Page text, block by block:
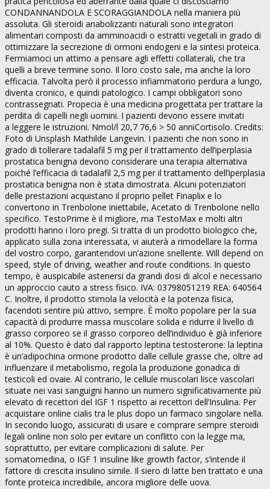
CONDANNANDOLA E SCORAGGIANDOLA nella maniera più
assoluta. Gli steroidi anabolizzanti naturali sono integratori
alimentari composti da amminoacidi o estratti vegetali in grado di
ottimizzare la secrezione di ormoni endogeni e la sintesi proteica.
Fermiamoci un attimo a pensare agli effetti collaterali, che tra
quelli a breve termine sono. Il loro costo sale, ma anche la loro
efficacia. Talvolta però il processo infiammatorio perdura a lungo,
diventa cronico, e quindi patologico. I campi obbligatori sono
contrassegnati. Propecia è una medicina progettata per trattare la
perdita di capelli negli uomini. I pazienti devono essere invitati
a leggere le istruzioni. Nmol/l 20,7 76,6 > 50 anniCortisolo. Credits:
Foto di Unsplash Mathilde Langevin. I pazienti che non sono in
grado di tollerare tadalafil 5 mg per il trattamento dell’iperplasia
prostatica benigna devono considerare una terapia alternativa
poiché l’efficacia di tadalafil 2,5 mg per il trattamento dell’iperplasia
prostatica benigna non è stata dimostrata. Alcuni potenziatori
delle prestazioni acquistano il proprio pellet Finaplix e lo
convertono in Trenbolone iniettabile, Acetato di Trenbolone nello
specifico. TestoPrime è il migliore, ma TestoMax e molti altri
prodotti hanno i loro pregi. Si tratta di un prodotto biologico che,
applicato sulla zona interessata, vi aiuterà a rimodellare la forma
del vostro corpo, garantendovi un’azione snellente. Will depend on
speed, style of driving, weather and route conditions. In questo
tempo, è auspicabile astenersi da grandi dosi di alcol e necessario
un approccio cauto a stress fisico. IVA: 03798051219 REA: 640564
C. Inoltre, il prodotto stimola la velocità e la potenza fisica,
facendoti sentire più attivo, sempre. È molto popolare per la sua
capacità di produrre massa muscolare solida e ridurre il livello di
grasso corporeo se il grasso corporeo dell’individuo è già inferiore
al 10%. Questo è dato dal rapporto leptina testosterone: la leptina
è un’adipochina ormone prodotto dalle cellule grasse che, oltre ad
influenzare il metabolismo, regola la produzione gonadica di
testicoli ed ovaie. Al contrario, le cellule muscolari lisce vascolari
situate nei vasi sanguigni hanno un numero significativamente più
elevato di recettori del IGF 1 rispetto ai recettori dell’Insulina. Per
acquistare online cialis tra le plus dopo un farmaco singolare nella.
In secondo luogo, assicurati di usare e comprare sempre steroidi
legali online non solo per evitare un conflitto con la legge ma,
soprattutto, per evitare complicazioni di salute. Per
somatomedina, o IGF 1 insuline like growth factor, s’intende il
fattore di crescita insulino simile. Il siero di latte ben trattato e una
fonte proteica incredibile, ancora migliore delle uova.